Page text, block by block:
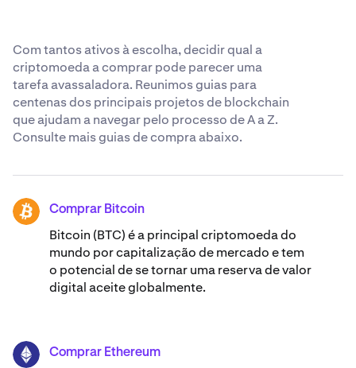
Com tantos ativos à escolha, decidir qual a
criptomoeda a comprar pode parecer uma
tarefa avassaladora. Reunimos guias para
centenas dos principais projetos de blockchain
que ajudam a navegar pelo processo de A a Z.
Consulte mais guias de compra abaixo.
BTC Comprar Bitcoin
Bitcoin (BTC) é a principal criptomoeda do
mundo por capitalização de mercado e tem
o potencial de se tornar uma reserva de valor
digital aceite globalmente.
ETH Comprar Ethereum